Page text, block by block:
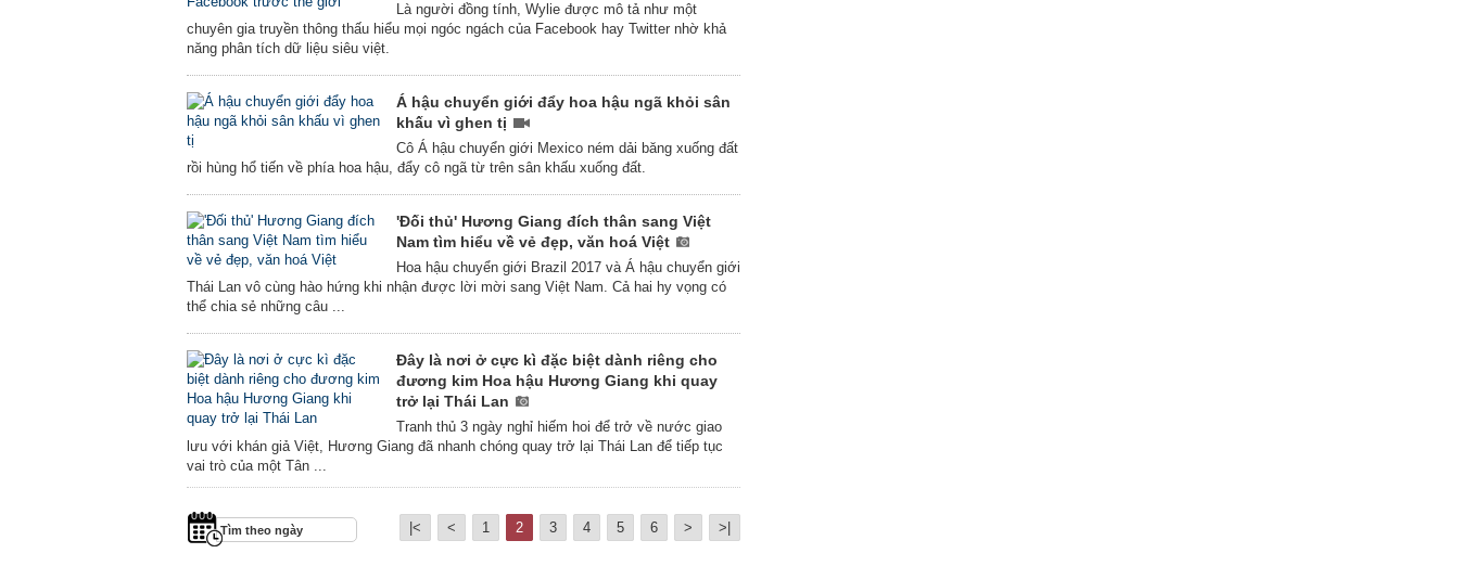
Là người đồng tính, Wylie được mô tả như một
chuyên gia truyền thông thấu hiểu mọi ngóc ngách của Facebook hay Twitter nhờ khả
năng phân tích dữ liệu siêu việt.
Á hậu chuyển giới đẩy hoa hậu ngã khỏi sân
khấu vì ghen tị
Cô Á hậu chuyển giới Mexico ném dải băng xuống đất
rồi hùng hổ tiến về phía hoa hậu, đẩy cô ngã từ trên sân khấu xuống đất.
'Đối thủ' Hương Giang đích thân sang Việt
Nam tìm hiểu về vẻ đẹp, văn hoá Việt
Hoa hậu chuyển giới Brazil 2017 và Á hậu chuyển giới
Thái Lan vô cùng hào hứng khi nhận được lời mời sang Việt Nam. Cả hai hy vọng có
thể chia sẻ những câu ...
Đây là nơi ở cực kì đặc biệt dành riêng cho
đương kim Hoa hậu Hương Giang khi quay
trở lại Thái Lan
Tranh thủ 3 ngày nghỉ hiếm hoi để trở về nước giao
lưu với khán giả Việt, Hương Giang đã nhanh chóng quay trở lại Thái Lan để tiếp tục
vai trò của một Tân ...
|< < 1 2 3 4 5 6 > >|